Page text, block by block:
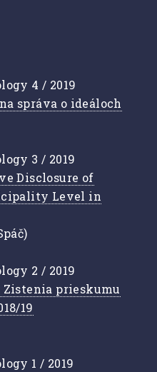
4 / 2019
správa o ideáloch
3 / 2019
Disclosure of
Level in
2 / 2019
prieskumu
19
1 / 2019